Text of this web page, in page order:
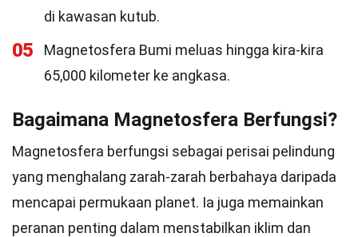
di kawasan kutub.
05
Magnetosfera Bumi meluas hingga kira-kira
65,000 kilometer ke angkasa.
Bagaimana Magnetosfera Berfungsi?
Magnetosfera berfungsi sebagai perisai pelindung
yang menghalang zarah-zarah berbahaya daripada
mencapai permukaan planet. Ia juga memainkan
peranan penting dalam menstabilkan iklim dan